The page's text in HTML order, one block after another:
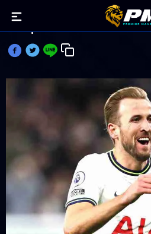
เคน ลุ้นทำลายสถิติแต้มแฟนต